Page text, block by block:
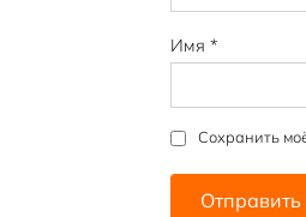
Имя *
Сохранить